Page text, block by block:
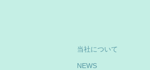
当社について
NEWS